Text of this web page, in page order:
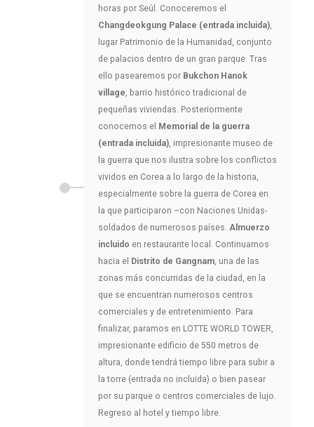
horas por Seúl. Conoceremos el
Changdeokgung Palace (entrada incluida),
lugar Patrimonio de la Humanidad, conjunto
de palacios dentro de un gran parque. Tras
ello pasearemos por Bukchon Hanok
village, barrio histórico tradicional de
pequeñas viviendas. Posteriormente
conocemos el Memorial de la guerra
(entrada incluida), impresionante museo de
la guerra que nos ilustra sobre los conflictos
vividos en Corea a lo largo de la historia,
especialmente sobre la guerra de Corea en
la que participaron –con Naciones Unidas-
soldados de numerosos países. Almuerzo
incluido en restaurante local. Continuamos
hacia el Distrito de Gangnam, una de las
zonas más concurridas de la ciudad, en la
que se encuentran numerosos centros
comerciales y de entretenimiento. Para
finalizar, paramos en LOTTE WORLD TOWER,
impresionante edificio de 550 metros de
altura, donde tendrá tiempo libre para subir a
la torre (entrada no incluida) o bien pasear
por su parque o centros comerciales de lujo.
Regreso al hotel y tiempo libre.